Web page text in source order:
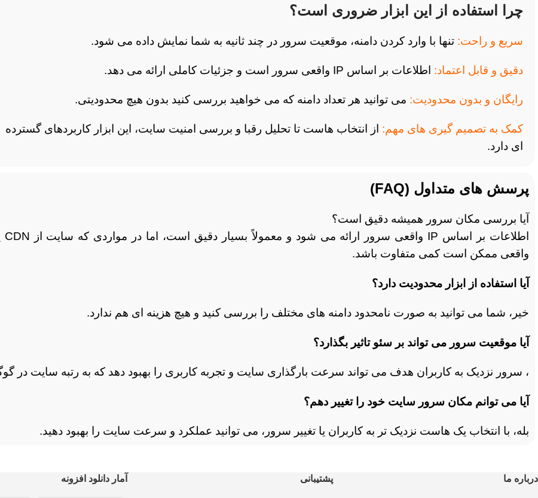
چرا استفاده از این ابزار ضروری است؟
سریع و راحت: تنها با وارد کردن دامنه، موقعیت سرور در چند ثانیه به شما نمایش داده می شود.
دقیق و قابل اعتماد: اطلاعات بر اساس IP واقعی سرور است و جزئیات کاملی ارائه می دهد.
رایگان و بدون محدودیت: می توانید هر تعداد دامنه که می خواهید بررسی کنید بدون هیچ محدودیتی.
کمک به تصمیم گیری های مهم: از انتخاب هاست تا تحلیل رقبا و بررسی امنیت سایت، این ابزار کاربردهای گسترده
ای دارد.
پرسش های متداول (FAQ)
آیا بررسی مکان سرور همیشه دقیق است؟
واقعی ممکن است کمی متفاوت باشد.
آیا استفاده از ابزار محدودیت دارد؟
خیر، شما می توانید به صورت نامحدود دامنه های مختلف را بررسی کنید و هیچ هزینه ای هم ندارد.
آیا موقعیت سرور می تواند بر سئو تاثیر بگذارد؟
، سرور نزدیک به کاربران هدف می تواند سرعت بارگذاری سایت و تجربه کاربری را بهبود دهد که به رتبه سایت در
آیا می توانم مکان سرور سایت خود را تغییر دهم؟
بله، با انتخاب یک هاست نزدیک تر به کاربران یا تغییر سرور، می توانید عملکرد و سرعت سایت را بهبود دهید.
درباره ما پشتیبانی آمار دانلود افزونه